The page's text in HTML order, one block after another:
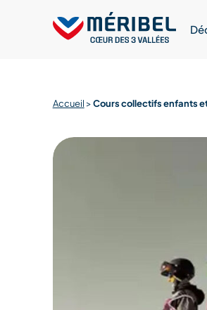
Accueil >Cours collectifs enfants